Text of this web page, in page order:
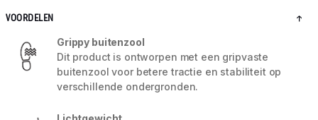
VOORDELEN
Grippy buitenzool
Dit product is ontworpen met een gripvaste
buitenzool voor betere tractie en stabiliteit op
verschillende ondergronden.